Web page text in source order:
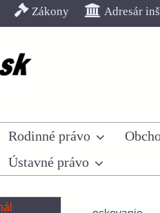
Zákony Adresár
Rodinné právo
Ústavné právo